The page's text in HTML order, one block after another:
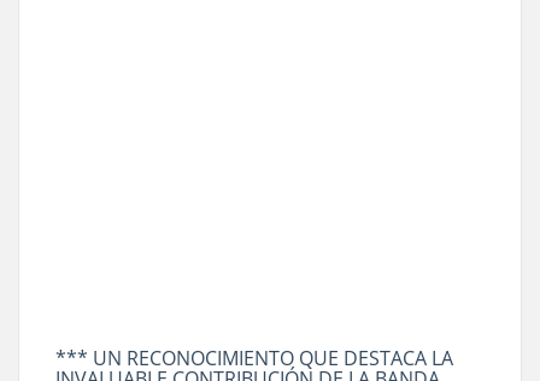
*** UN RECONOCIMIENTO QUE DESTACA LA